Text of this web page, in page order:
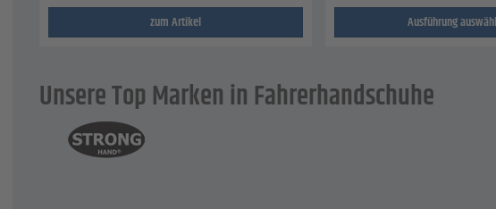
zum Artikel Ausführung
Unsere Top Marken in Fahrerhandschuhe